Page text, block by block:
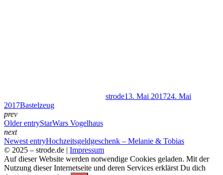
strode13. Mai 201724. Mai
2017Bastelzeug
prev
Older entryStarWars Vogelhaus
next
Newest entryHochzeitsgeldgeschenk – Melanie & Tobias
© 2025 – strode.de | Impressum
Auf dieser Website werden notwendige Cookies geladen. Mit der
Nutzung dieser Internetseite und deren Services erklärst Du dich